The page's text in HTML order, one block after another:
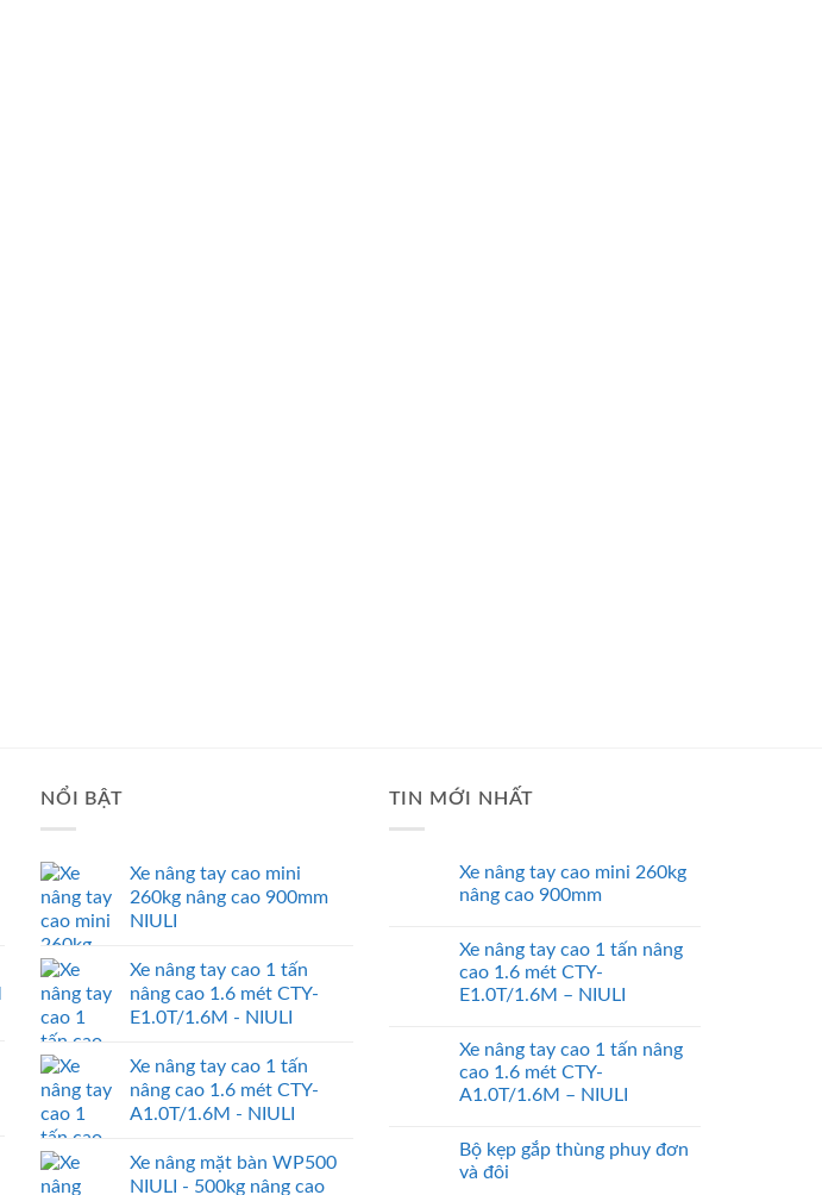
NỔI BẬT
Xe nâng tay cao mini
260kg nâng cao 900mm
NIULI
Xe nâng tay cao 1 tấn
nâng cao 1.6 mét CTY-
E1.0T/1.6M - NIULI
Xe nâng tay cao 1 tấn
nâng cao 1.6 mét CTY-
A1.0T/1.6M - NIULI
Xe nâng mặt bàn WP500
NIULI - 500kg nâng cao
TIN MỚI NHẤT
Xe nâng tay cao mini 260kg
nâng cao 900mm
Xe nâng tay cao 1 tấn nâng
cao 1.6 mét CTY-
E1.0T/1.6M – NIULI
Xe nâng tay cao 1 tấn nâng
cao 1.6 mét CTY-
A1.0T/1.6M – NIULI
Bộ kẹp gắp thùng phuy đơn
và đôi